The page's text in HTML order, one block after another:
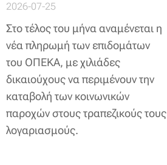
2026-07-25
Στο τέλος του μήνα αναμένεται η
νέα πληρωμή των επιδομάτων
του ΟΠΕΚΑ, με χιλιάδες
δικαιούχους να περιμένουν την
καταβολή των κοινωνικών
παροχών στους τραπεζικούς τους
λογαριασμούς.